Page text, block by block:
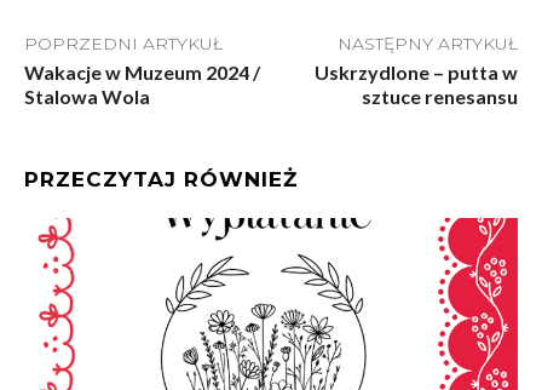
POPRZEDNI ARTYKUŁ
Wakacje w Muzeum 2024 /
Stalowa Wola
NASTĘPNY ARTYKUŁ
Uskrzydlone – putta w
sztuce renesansu
PRZECZYTAJ RÓWNIEŻ